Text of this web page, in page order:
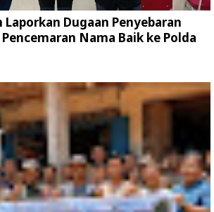
Dugaan Penyebaran
Nama Baik ke Polda